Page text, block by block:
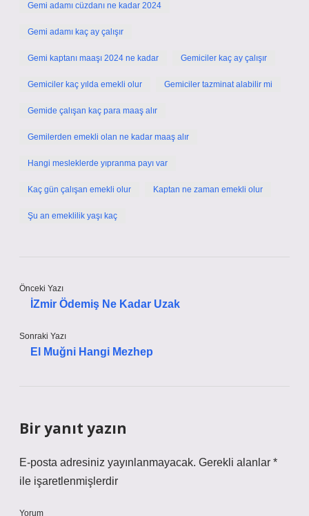
Gemi adamı cüzdanı ne kadar 2024
Gemi adamı kaç ay çalışır
Gemi kaptanı maaşı 2024 ne kadar Gemiciler kaç ay çalışır
Gemiciler kaç yılda emekli olur Gemiciler tazminat alabilir mi
Gemide çalışan kaç para maaş alır
Gemilerden emekli olan ne kadar maaş alır
Hangi mesleklerde yıpranma payı var
Kaç gün çalışan emekli olur Kaptan ne zaman emekli olur
Şu an emeklilik yaşı kaç
Önceki Yazı
İZmir Ödemiş Ne Kadar Uzak
Sonraki Yazı
El Muğni Hangi Mezhep
Bir yanıt yazın
E-posta adresiniz yayınlanmayacak. Gerekli alanlar *
ile işaretlenmişlerdir
Yorum